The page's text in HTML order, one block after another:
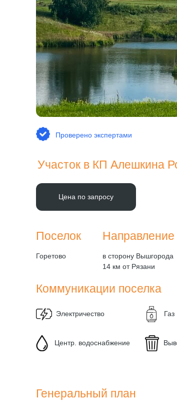
Проверено экспертами
Цена по запросу
Поселок Направление
Участок в КП Алешкина
Коммуникации поселка
в сторону Вышгорода
14 км от Рязани
Горетово
Центр. водоснабжение
Электричество Газ
Генеральный план